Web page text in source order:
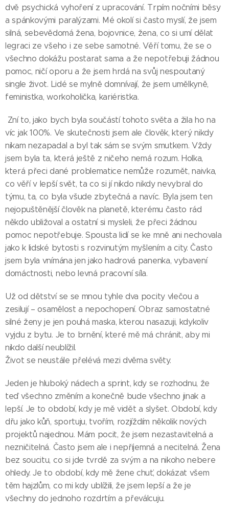
dvě psychická vyhoření z upracování. Trpím nočními běsy
a spánkovými paralýzami. Mé okolí si často myslí, že jsem
silná, sebevědomá žena, bojovnice, žena, co si umí dělat
legraci ze všeho i ze sebe samotné. Věří tomu, že se o
všechno dokážu postarat sama a že nepotřebuji žádnou
pomoc, ničí oporu a že jsem hrdá na svůj nespoutaný
single život. Lidé se mylně domnívají, že jsem umělkyně,
feministka, workoholička, kariéristka.
Zní to, jako bych byla součástí tohoto světa a žila ho na
víc jak 100%. Ve skutečnosti jsem ale člověk, který nikdy
nikam nezapadal a byl tak sám se svým smutkem. Vždy
jsem byla ta, která ještě z ničeho nemá rozum. Holka,
která přeci dané problematice nemůže rozumět, naivka,
co věří v lepší svět, ta co si jí nikdo nikdy nevybral do
týmu, ta, co byla všude zbytečná a navíc. Byla jsem ten
nejopuštěnější člověk na planetě, kterému často rád
někdo ubližoval a ostatní si mysleli, že přeci žádnou
pomoc nepotřebuje. Spousta lidí se ke mně ani nechovala
jako k lidské bytosti s rozvinutým myšlením a city. Často
jsem byla vnímána jen jako hadrová panenka, vybavení
domáctnosti, nebo levná pracovní síla.
Už od dětství se se mnou tyhle dva pocity vlečou a
zesilují – osamělost a nepochopení. Obraz samostatné
silné ženy je jen pouhá maska, kterou nasazuji, kdykoliv
vyjdu z bytu. Je to brnění, které mě má chránit, aby mi
nikdo další neublížil.
Život se neustále přelévá mezi dvěma světy.
Jeden je hluboký nádech a sprint, kdy se rozhodnu, že
teď všechno změním a konečně bude všechno jinak a
lepší. Je to období, kdy je mě vidět a slyšet. Období, kdy
dřu jako kůň, sportuju, tvořím, rozjíždím několik nových
projektů najednou. Mám pocit, že jsem nezastavitelná a
nezničitelná. Často jsem ale i nepříjemná a necitelná. Žena
bez soucitu, co si jde tvrdě za svým a na nikoho nebere
ohledy. Je to období, kdy mě žene chuť, dokázat všem
těm hajzlům, co mi kdy ublížili, že jsem lepší a že je
všechny do jednoho rozdrtím a převálcuju.